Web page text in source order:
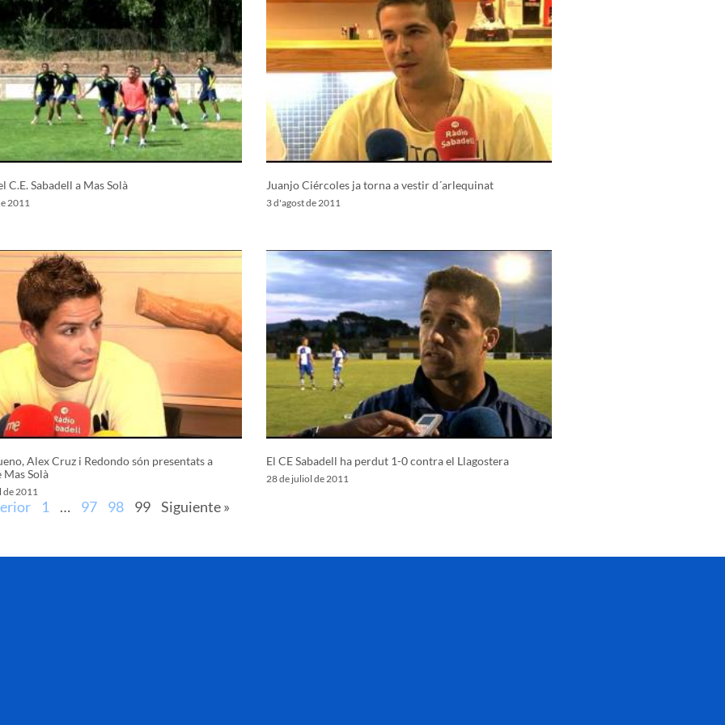
C.E. Sabadell a Mas Solà
2011
Juanjo Ciércoles ja torna a vestir d´arlequinat
3 d'agost de 2011
Alex Cruz i Redondo són presentats a
Mas Solà
de 2011
El CE Sabadell ha perdut 1-0 contra el Llagostera
28 de juliol de 2011
1 … 97 98 99 Siguiente »